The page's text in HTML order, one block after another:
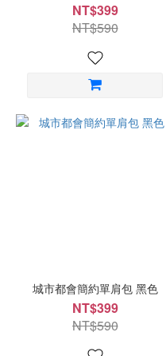
NT$399
NT$590
城市都會簡約單肩包 黑色
NT$399
NT$590